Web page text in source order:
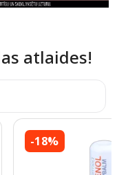
atlaides!
-18%